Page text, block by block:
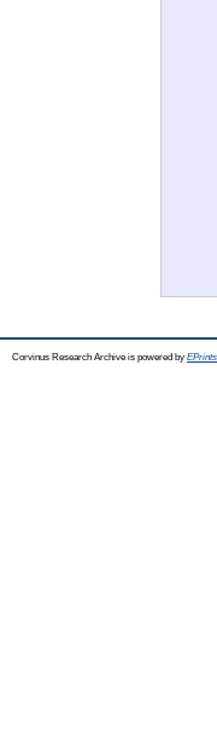
Corvinus Research Archive is powered by